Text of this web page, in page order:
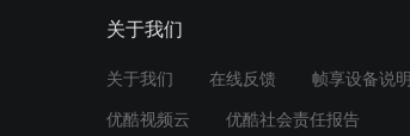
关于我们
关于我们 在线反馈 帧享设备说明
优酷视频云 优酷社会责任报告